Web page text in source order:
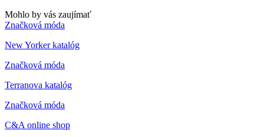
Mohlo by vás zaujímať
Značková móda
New Yorker katalóg
Značková móda
Terranova katalóg
Značková móda
C&A online shop